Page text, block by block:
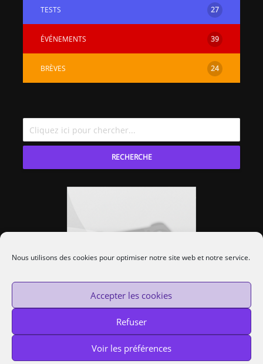
Nous utilisons des cookies pour optimiser notre site web et notre service.
Accepter les cookies
Refuser
Voir les préférences
TESTS 27
ÉVÉNEMENTS 39
BRÈVES 24
RECHERCHE
Custom Protocol © 2014-2020 —Cookies